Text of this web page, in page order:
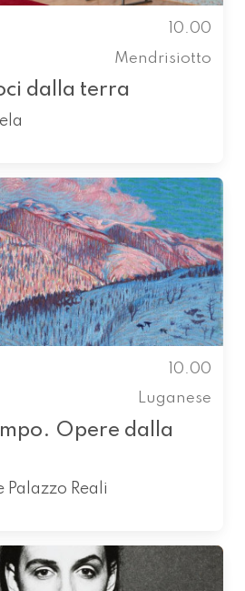
10.00
Mendrisiotto
dalla terra
10.00
Luganese
Opere dalla
Palazzo Reali